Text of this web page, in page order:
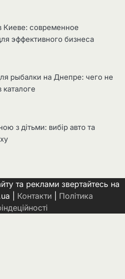
Киеве: современное
эффективного бизнеса
рыбалки на Днепре: чего не
каталоге
з дітьми: вибір авто та
та реклами звертайтесь на
| Контакти| Політика